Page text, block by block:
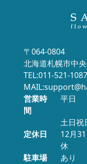
〒064-0804
北海道札幌市中
TEL:011-521-
営業時
間
平日
土日祝
定休日
12月
休
駐車場
あり